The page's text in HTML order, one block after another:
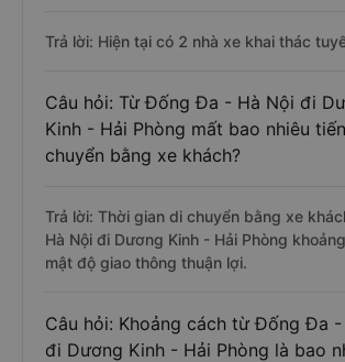
Trả lời: Hiện tại có 2 nhà xe khai thác
Câu hỏi: Từ Đống Đa - Hà Nội đi
Kinh - Hải Phòng mất bao nhiêu
chuyển bằng xe khách?
Trả lời: Thời gian di chuyển bằng xe
Hà Nội đi Dương Kinh - Hải Phòng
mật độ giao thông thuận lợi.
Câu hỏi: Khoảng cách từ Đống Đa -
đi Dương Kinh - Hải Phòng là bao